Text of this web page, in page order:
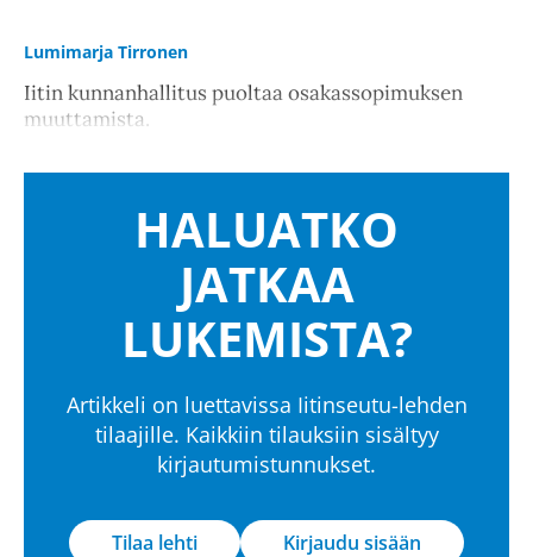
Lumimarja Tirronen
Iitin kunnanhallitus puoltaa osakassopimuksen
muuttamista.
HALUATKO
JATKAA
LUKEMISTA?
Artikkeli on luettavissa Iitinseutu-lehden
tilaajille. Kaikkiin tilauksiin sisältyy
kirjautumistunnukset.
Tilaa lehti Kirjaudu sisään